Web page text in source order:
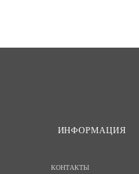
ИНФОРМАЦИЯ
КОНТАКТЫ